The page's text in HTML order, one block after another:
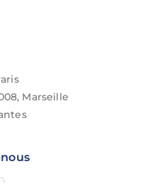
Marseille